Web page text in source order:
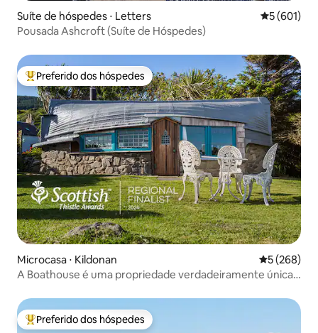
Suíte de hóspedes ⋅ Letters 5 de uma
5 (601)
Pousada Ashcroft (Suíte de Hóspedes)
Entre os melhores preferidos dos hóspedes
Preferido dos hóspedes
Microcasa ⋅ Kildonan 5 de uma
5 (268)
A Boathouse é uma propriedade verdadeiramente única
Entre os melhores preferidos dos hóspedes
Preferido dos hóspedes